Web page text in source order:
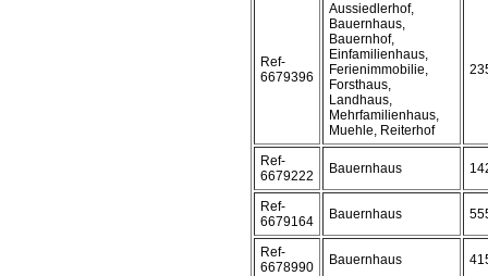
Ref-
6679396
Aussiedlerhof,
Bauernhaus,
Bauernhof,
Einfamilienhaus,
Ferienimmobilie,
Forsthaus,
Landhaus,
Mehrfamilienhaus,
Muehle, Reiterhof
Ref-
6679222
Bauernhaus
Ref-
6679164
Bauernhaus
Ref-
6678990
Bauernhaus